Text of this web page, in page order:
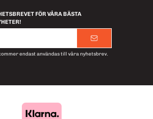
FÖR VÅRA BÄSTA
endast användas till våra nyhetsbrev.